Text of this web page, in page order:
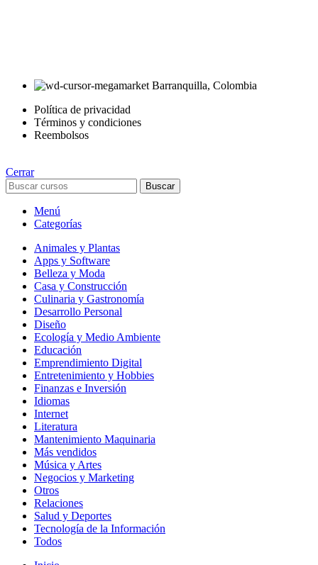
Barranquilla, Colombia
Política de privacidad
Términos y condiciones
Reembolsos
Cerrar
Buscar
Menú
Categorías
Animales y Plantas
Apps y Software
Belleza y Moda
Casa y Construcción
Culinaria y Gastronomía
Desarrollo Personal
Diseño
Ecología y Medio Ambiente
Educación
Emprendimiento Digital
Entretenimiento y Hobbies
Finanzas e Inversión
Idiomas
Internet
Literatura
Mantenimiento Maquinaria
Más vendidos
Música y Artes
Negocios y Marketing
Otros
Relaciones
Salud y Deportes
Tecnología de la Información
Todos